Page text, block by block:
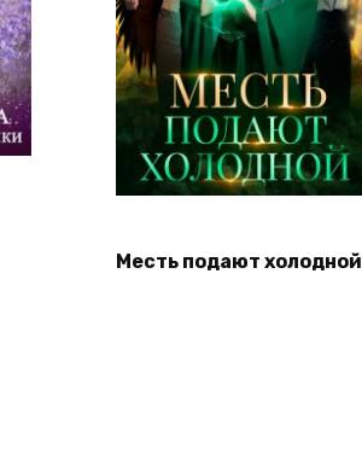
Месть подают холодной